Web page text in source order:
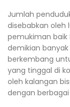
Jumlah
disebabkan oleh
pemukiman baik
demikian
berkembang
yang tinggal di
oleh kalangan
dengan